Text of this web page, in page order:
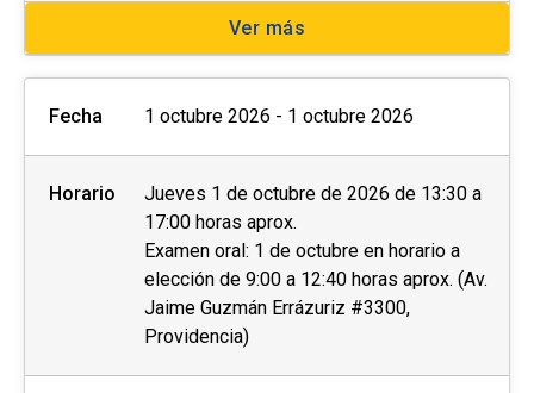
Ver más
Fecha 1 octubre 2026 - 1 octubre 2026
Horario
Jueves 1 de octubre de 2026 de 13:30 a
17:00 horas aprox.
Examen oral: 1 de octubre en horario a
elección de 9:00 a 12:40 horas aprox. (Av.
Jaime Guzmán Errázuriz #3300,
Providencia)